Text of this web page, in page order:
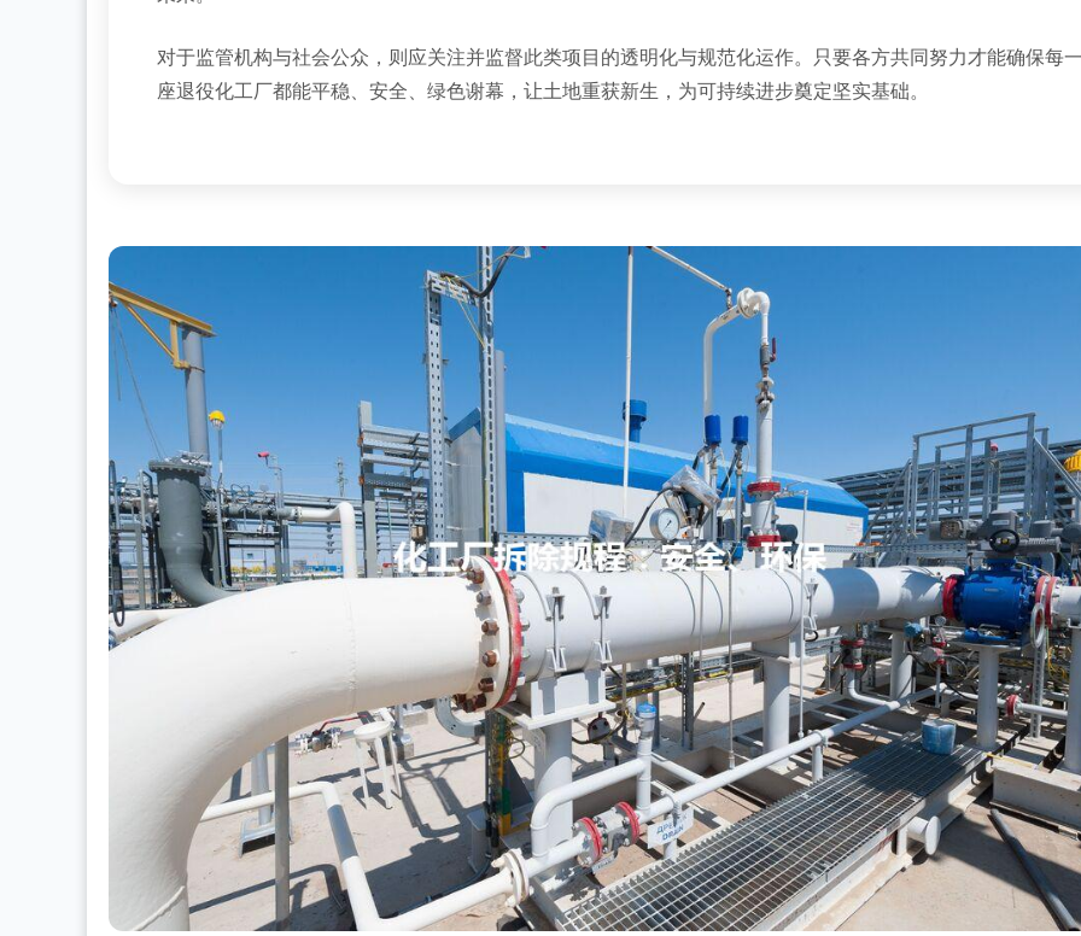
对于监管机构与社会公众，则应关注并监督此类项目的透明化与规范化运作。只要各方共同努力才能确保每一
座退役化工厂都能平稳、安全、绿色谢幕，让土地重获新生，为可持续进步奠定坚实基础。